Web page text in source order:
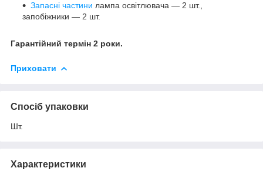
Запасні частини лампа освітлювача — 2 шт.,
запобіжники — 2 шт.
Гарантійний термін 2 роки.
Приховати
Спосіб упаковки
Шт.
Характеристики